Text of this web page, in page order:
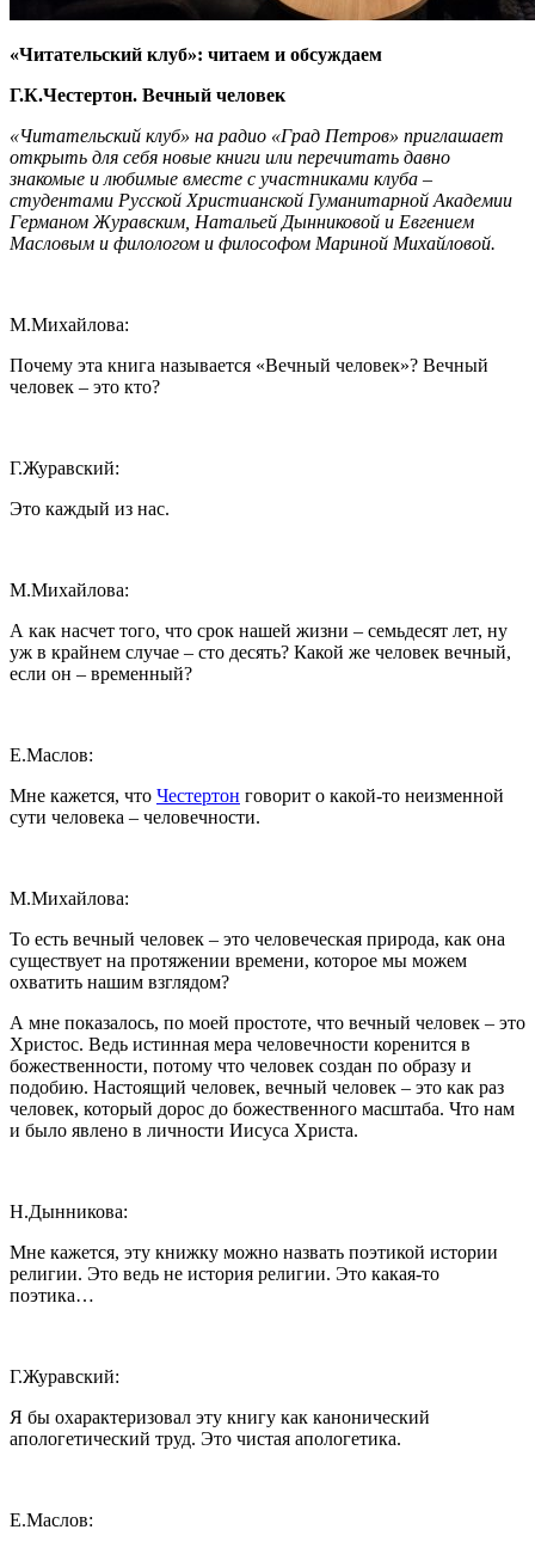
«Читательский клуб»: читаем и обсуждаем
Г.К.Честертон. Вечный человек
«Читательский клуб» на радио «Град Петров» приглашает
открыть для себя новые книги или перечитать давно
знакомые и любимые вместе с участниками клуба –
студентами Русской Христианской Гуманитарной Академии
Германом Журавским, Натальей Дынниковой и Евгением
Масловым и филологом и философом Мариной Михайловой.
М.Михайлова:
Почему эта книга называется «Вечный человек»? Вечный
человек – это кто?
Г.Журавский:
Это каждый из нас.
М.Михайлова:
А как насчет того, что срок нашей жизни – семьдесят лет, ну
уж в крайнем случае – сто десять? Какой же человек вечный,
если он – временный?
Е.Маслов:
Мне кажется, что Честертон говорит о какой-то неизменной
сути человека – человечности.
М.Михайлова:
То есть вечный человек – это человеческая природа, как она
существует на протяжении времени, которое мы можем
охватить нашим взглядом?
А мне показалось, по моей простоте, что вечный человек – это
Христос. Ведь истинная мера человечности коренится в
божественности, потому что человек создан по образу и
подобию. Настоящий человек, вечный человек – это как раз
человек, который дорос до божественного масштаба. Что нам
и было явлено в личности Иисуса Христа.
Н.Дынникова:
Мне кажется, эту книжку можно назвать поэтикой истории
религии. Это ведь не история религии. Это какая-то
поэтика…
Г.Журавский:
Я бы охарактеризовал эту книгу как канонический
апологетический труд. Это чистая апологетика.
Е.Маслов: